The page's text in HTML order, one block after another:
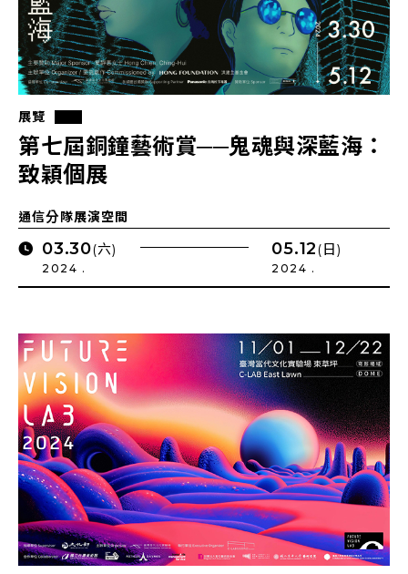
展覽
第七屆銅鐘藝術賞──鬼魂與深藍海：
致穎個展
通信分隊展演空間
03.30(六)
2024 .
05.12(日)
2024 .